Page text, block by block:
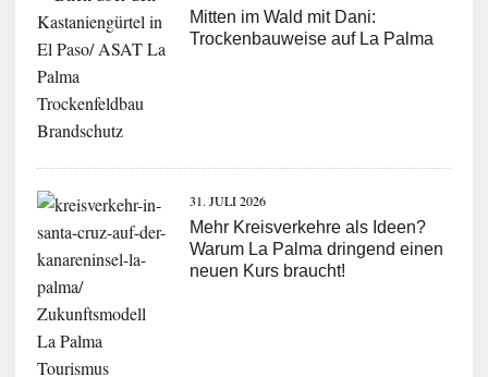
Mitten im Wald mit Dani:
Trockenbauweise auf La Palma
31. JULI 2026
Mehr Kreisverkehre als Ideen?
Warum La Palma dringend einen
neuen Kurs braucht!